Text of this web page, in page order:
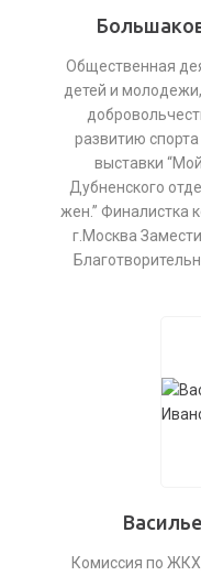
Общественная
детей и
развитию
выставки
Дубненского
жен.” Финалистка
г.Москва
Комиссия по